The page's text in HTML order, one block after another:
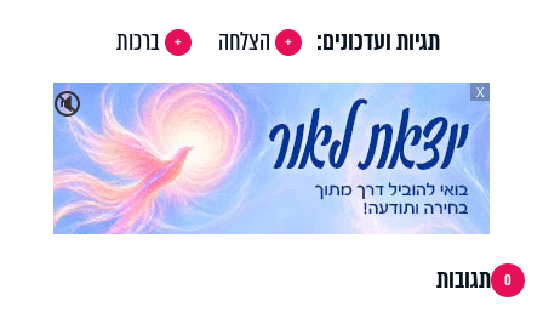
תגיות ועדכונים: הצלחה
ברכות
🔇
X
0 תגובות